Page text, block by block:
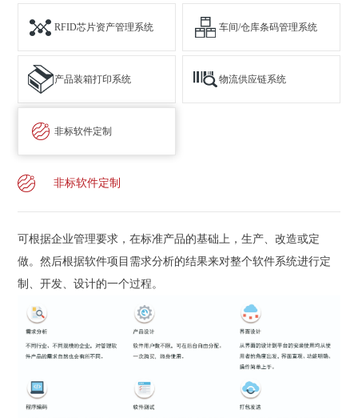
RFID芯片资产管理系统 车间/仓库条码管理系统
产品装箱打印系统 物流供应链系统
非标软件定制
非标软件定制
可根据企业管理要求，在标准产品的基础上，生产、改造或定
做。然后根据软件项目需求分析的结果来对整个软件系统进行定
制、开发、设计的一个过程。